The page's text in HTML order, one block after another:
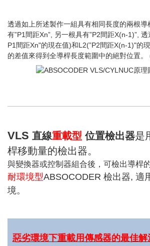
透過如上所述製作一組具有相同長度的兩根導
有”P1間距Xn”, 另一根具有”P2間距X(n-1)”,
P1間距Xn"的現在值)和L2(”P2間距X(n-1)"的
的差值來得到全導桿長度範圍中的絕對位置。
VLS 直線重載型 位置檢出器是
桿移動量的檢出器。
與變換器或控制器組合後，可檢出導桿
耐環境型ABSOCODER 檢出器, 適
境。
惡劣環境下重載用傳感器的最佳解